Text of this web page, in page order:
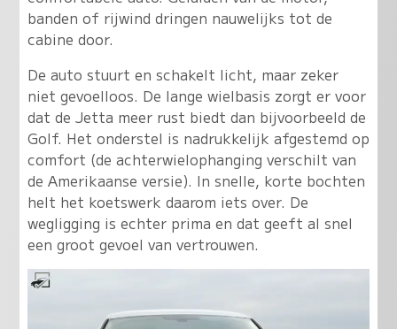
banden of rijwind dringen nauwelijks tot de
cabine door.
De auto stuurt en schakelt licht, maar zeker
niet gevoelloos. De lange wielbasis zorgt er voor
dat de Jetta meer rust biedt dan bijvoorbeeld de
Golf. Het onderstel is nadrukkelijk afgestemd op
comfort (de achterwielophanging verschilt van
de Amerikaanse versie). In snelle, korte bochten
helt het koetswerk daarom iets over. De
wegligging is echter prima en dat geeft al snel
een groot gevoel van vertrouwen.